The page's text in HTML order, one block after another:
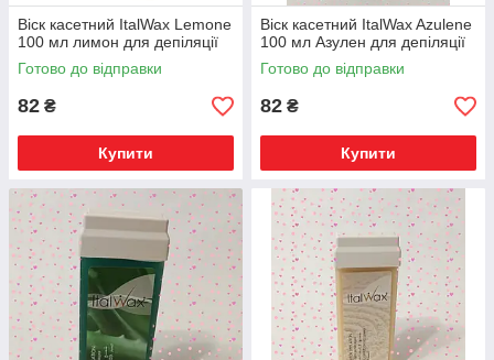
Віск касетний ItalWax Lemone
100 мл лимон для депіляції
Готово до відправки
82 ₴
Купити
Віск касетний ItalWax Azulene
100 мл Азулен для депіляції
Готово до відправки
82 ₴
Купити